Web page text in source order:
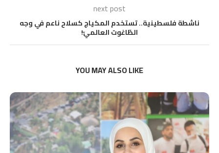
next post
ناشطة فلسطينية.. تستخدم المكياج كسلاح ناعم في وجه
الطّاغوت العالميّ!
YOU MAY ALSO LIKE